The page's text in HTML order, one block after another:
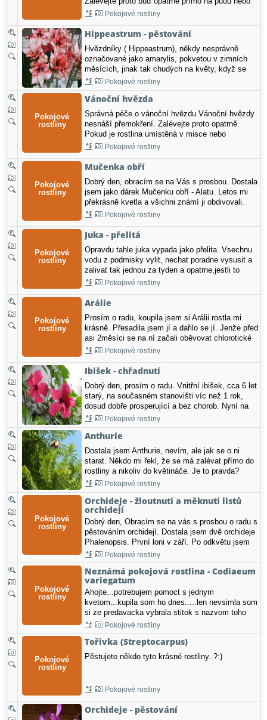
do misky. Rada z rubriky Co je důležité v
Pokojové rostliny
Hippeastrum - pěstování
Hvězdníky ( Hippeastrum), někdy nesprávně
označované jako amarylis, pokvetou v zimních
měsících, jinak tak chudých na květy, když se
teď zasadí. Velké cibule by měly asi z jedné
třetiny vyčnívat nad povrch půdy. Ideální je
místnost s teplotou 18-20 ∞C. Čerstvou zeminu
pro květiny udržujte…
Pokojové rostliny
Vánoční hvězda
Správná péče o vánoční hvězdu Vánoční hvězdy
nesnáší přemokření. Zalévejte proto opatrně.
Pokud je rostlina umístěná v misce nebo
obalovém květináči, dejte pozor, aby se na dně
kořenů. Rada z rubriky Co je důležité v listopadu
Pokojové rostliny
Mučenka obří
Dobrý den, obracím se na Vás s prosbou. Dostala
jsem jako dárek Mučenku obří - Alatu. Letos mi
překrásně kvetla a všichni známí ji obdivovali.
Chtěla bych vypěstovat mladé rostlinky, ale
pokudbyste mi poradila, abych byla trošku
Pokojové rostliny
Juka - přelitá
Opravdu tahle juka vypada jako přelita. Vsechnu
vodu z podmisky vylit, nechat poradne vysusit a
zalivat tak jednou za tyden a opatrne,jestli to
pomuze ovsem nevim, nejsem prorok,ale mohlo
Pokojové rostliny
Arálie
Prosím o radu, koupila jsem si Arálii.rostla mi
krásně. Přesadila jsem jí a dařilo se jí. Jenže před
asi 2měsíci se na ní začali oběvovat chlorotické
skvrny po celém listu. Ze spoda jsou skvrny
Vypadáto jako by ten list usychal. Nyní mi
Pokojové rostliny
Ibišek - chřadnutí
Dobrý den, prosím o radu. Vnitřní ibišek, cca 6 let
starý, na současném stanovišti víc než 1 rok,
dosud dobře prosperující a bez chorob. Nyní na
části listů viditelná žilnatina - tmavší, zbytek
světlejší. Na jiných listech světlé skvrny bez
vazby na žilnatinu. Listy žloutnou, a to jak malé,
…
Pokojové rostliny
Anthurie
Dostala jsem Anthurie, nevím, ale jak se o ni
starat. Někdo mi řekl, že se má zalévat přímo do
rostliny a nikoliv do květináče. Je to pravda?
Pokojové rostliny
Orchideje - žloutnutí a měknutí listů
orchidejí
Dobrý den, Obracím se na vás s prosbou o radu s
pěstováním orchidejí. Dostala jsem dvě orchideje
Phalenopsis. První loni v září. Po odkvětu jsem
zastřihla stvol a začíná na něm vyrážet nový. Od
té doby má tři nové listy, které jsou pevné. Ty
starší začínají měknou a „vrásčitět“. Rostlinu…
Pokojové rostliny
Neznámá pokojová rostlina - Codiaeum
variegatum
Ahojte...potrebujem pomoct s jednym
kvetom...kupila som ho dnes.....len nevsimla som
si ze predavacka vybrala stitok s nazvom toho
kvetu...a chcela by som poradit,ze ako sa mam
starat...ako casto polievat...aka staroslivost je o
listy...atd....pokial sa niekto v tom vyzna,tak nech
sa mi prosim ozve...na moj mail
katarina821@azet.sk…
Pokojové rostliny
Tořivka (Streptocarpus)
Pěstujete někdo tyto krásné rostliny..?:)
Pokojové rostliny
Orchideje - pěstování